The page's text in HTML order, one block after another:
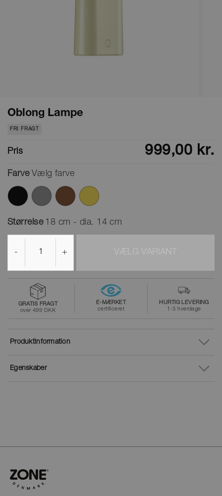
Oblong Lampe
FRI FRAGT
Pris 999,00 kr.
Farve Vælg farve
Størrelse 18 cm - dia. 14 cm
- + VÆLG VARIANT
GRATIS FRAGT
over 499 DKK
E-MÆRKET
certificeret
HURTIG LEVERING
1-3 hverdage
Egenskaber
Produktinformation